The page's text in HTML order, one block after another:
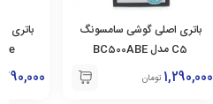
باتری اصلی گوشی سامسونگ
C5 مدل BC500ABE
1,290,000 تومان
باتری
790,000